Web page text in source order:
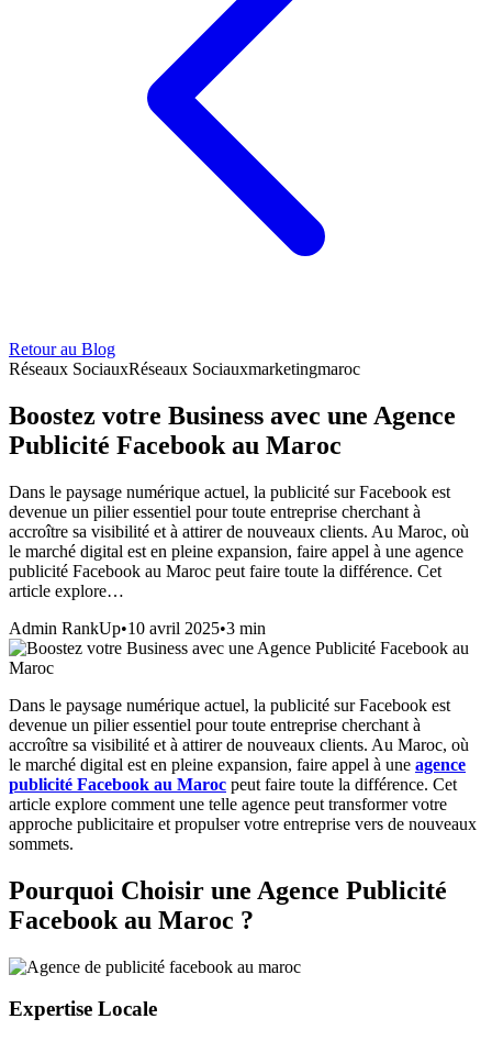
Retour au Blog
Réseaux SociauxRéseaux Sociauxmarketingmaroc
Boostez votre Business avec une Agence
Publicité Facebook au Maroc
Dans le paysage numérique actuel, la publicité sur Facebook est
devenue un pilier essentiel pour toute entreprise cherchant à
accroître sa visibilité et à attirer de nouveaux clients. Au Maroc, où
le marché digital est en pleine expansion, faire appel à une agence
publicité Facebook au Maroc peut faire toute la différence. Cet
article explore…
Admin RankUp•10 avril 2025•3 min
Dans le paysage numérique actuel, la publicité sur Facebook est
devenue un pilier essentiel pour toute entreprise cherchant à
accroître sa visibilité et à attirer de nouveaux clients. Au Maroc, où
le marché digital est en pleine expansion, faire appel à une agence
publicité Facebook au Maroc peut faire toute la différence. Cet
article explore comment une telle agence peut transformer votre
approche publicitaire et propulser votre entreprise vers de nouveaux
sommets.
Pourquoi Choisir une Agence Publicité
Facebook au Maroc ?
Expertise Locale